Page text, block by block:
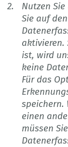
Nutzen
Sie auf
aktivieren.
ist, wird
keine
Für das
speichern.
einen
müssen